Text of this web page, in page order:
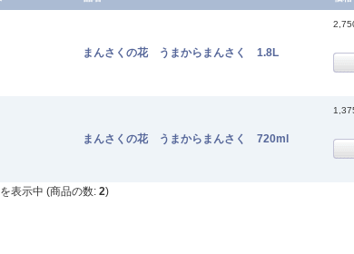
まんさくの花 うまからまんさく 1.8L
まんさくの花 うまからまんさく 720ml
を表示中 (商品の数: 2)